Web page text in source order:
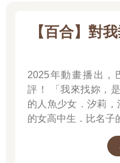
【百合】對
2025年動畫播出，
評！ 「我來找妳，
的人魚少女．汐莉
的女高中生．比名子